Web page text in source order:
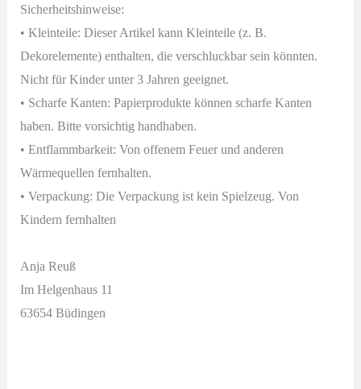
Sicherheitshinweise:
• Kleinteile: Dieser Artikel kann Kleinteile (z. B.
Dekorelemente) enthalten, die verschluckbar sein könnten.
Nicht für Kinder unter 3 Jahren geeignet.
• Scharfe Kanten: Papierprodukte können scharfe Kanten
haben. Bitte vorsichtig handhaben.
• Entflammbarkeit: Von offenem Feuer und anderen
Wärmequellen fernhalten.
• Verpackung: Die Verpackung ist kein Spielzeug. Von
Kindern fernhalten
Anja Reuß
Im Helgenhaus 11
63654 Büdingen